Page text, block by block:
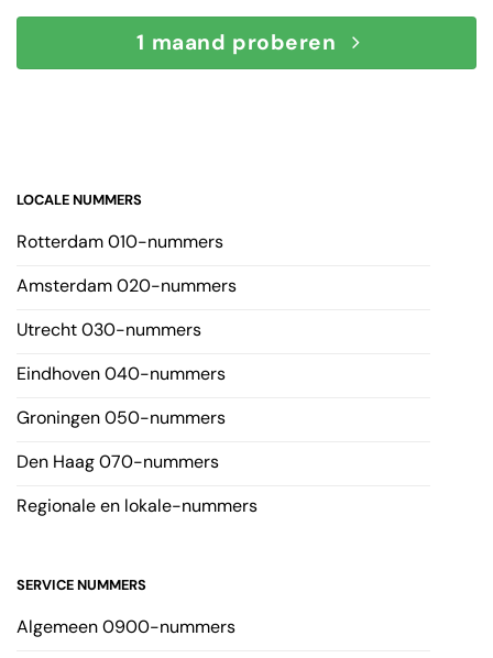
1 maand proberen
LOCALE NUMMERS
Rotterdam 010-nummers
Amsterdam 020-nummers
Utrecht 030-nummers
Eindhoven 040-nummers
Groningen 050-nummers
Den Haag 070-nummers
Regionale en lokale-nummers
SERVICE NUMMERS
Algemeen 0900-nummers